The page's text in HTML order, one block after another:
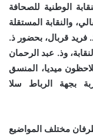
الوطنية للصحافة
والنقابة المستقلة
فريد قربال، بحضور ذ.
وذ. عبد الرحمان
ميديا، المنسق
بجهة الرباط سلا
مختلف المواضيع